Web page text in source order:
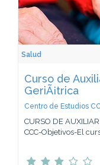
Salud
Curso de
GeriÃ¡trica
Centro de Estudios
CURSO DE AUXILIAR
CCC-Objetivos-El